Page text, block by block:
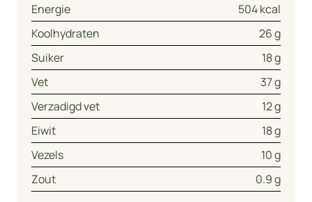
Energie
504 kcal
Koolhydraten
26 g
Suiker
18 g
Vet
37 g
Verzadigd vet
12 g
Eiwit
18 g
Vezels
10 g
Zout
0.9 g